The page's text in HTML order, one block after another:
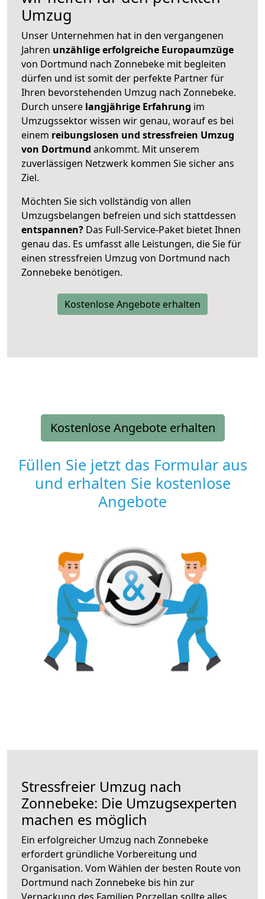
Umzug
Unser Unternehmen hat in den vergangenen
Jahren unzählige erfolgreiche Europaumzüge
von Dortmund nach Zonnebeke mit begleiten
dürfen und ist somit der perfekte Partner für
Ihren bevorstehenden Umzug nach Zonnebeke.
Durch unsere langjährige Erfahrung im
Umzugssektor wissen wir genau, worauf es bei
einem reibungslosen und stressfreien Umzug
von Dortmund ankommt. Mit unserem
zuverlässigen Netzwerk kommen Sie sicher ans
Ziel.
Möchten Sie sich vollständig von allen
Umzugsbelangen befreien und sich stattdessen
entspannen? Das Full-Service-Paket bietet Ihnen
genau das. Es umfasst alle Leistungen, die Sie für
einen stressfreien Umzug von Dortmund nach
Zonnebeke benötigen.
Kostenlose Angebote erhalten
Kostenlose Angebote erhalten
Füllen Sie jetzt das Formular aus
und erhalten Sie kostenlose
Angebote
Stressfreier Umzug nach
Zonnebeke: Die Umzugsexperten
machen es möglich
Ein erfolgreicher Umzug nach Zonnebeke
erfordert gründliche Vorbereitung und
Organisation. Vom Wählen der besten Route von
Dortmund nach Zonnebeke bis hin zur